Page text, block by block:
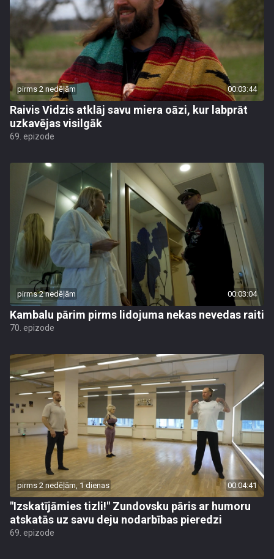
pirms 2 nedēļām 00:03:44
Raivis Vidzis atklāj savu miera oāzi, kur labprāt
uzkavējas visilgāk
69. epizode
pirms 2 nedēļām 00:03:04
Kambalu pārim pirms lidojuma nekas nevedas raiti
70. epizode
pirms 2 nedēļām, 1 dienas 00:04:41
"Izskatījāmies tizli!" Zundovsku pāris ar humoru
atskatās uz savu deju nodarbības pieredzi
69. epizode